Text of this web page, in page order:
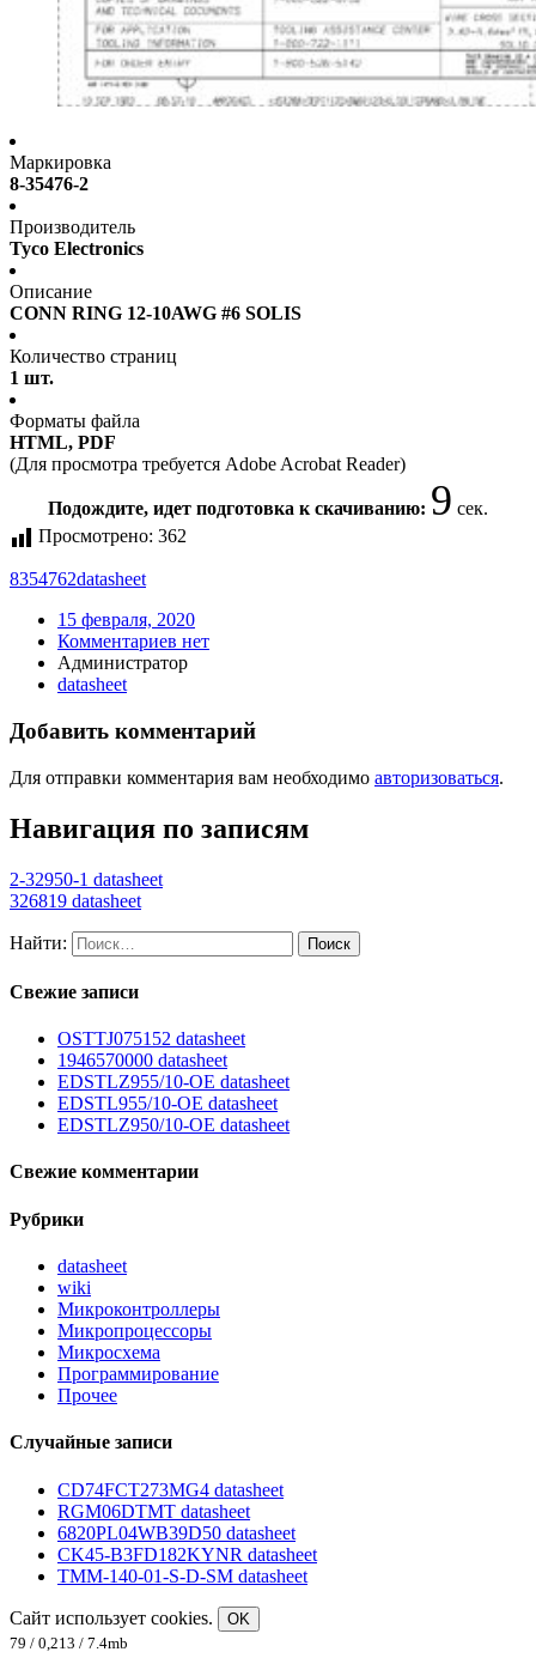
Маркировка
8-35476-2
Производитель
Tyco Electronics
Описание
CONN RING 12-10AWG #6 SOLIS
Количество страниц
1 шт.
Форматы файла
HTML, PDF
(Для просмотра требуется Adobe Acrobat Reader)
Подождите, идет подготовка к скачиванию: 9 сек.
Просмотрено: 362
8354762datasheet
15 февраля, 2020
Комментариев нет
Администратор
datasheet
Добавить комментарий
Для отправки комментария вам необходимо авторизоваться.
Навигация по записям
2-32950-1 datasheet
326819 datasheet
Найти:
Свежие записи
OSTTJ075152 datasheet
1946570000 datasheet
EDSTLZ955/10-OE datasheet
EDSTL955/10-OE datasheet
EDSTLZ950/10-OE datasheet
Свежие комментарии
Рубрики
datasheet
wiki
Микроконтроллеры
Микропроцессоры
Микросхема
Программирование
Прочее
Случайные записи
CD74FCT273MG4 datasheet
RGM06DTMT datasheet
6820PL04WB39D50 datasheet
CK45-B3FD182KYNR datasheet
TMM-140-01-S-D-SM datasheet
Сайт использует cookies.
OK
79 / 0,213 / 7.4mb